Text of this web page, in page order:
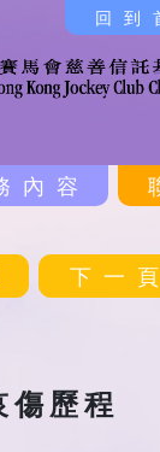
回到
內容
傷歷程
下一頁